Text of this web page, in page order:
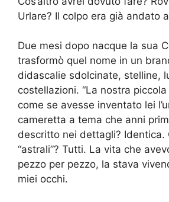
Urlare? Il colpo era già andato
Due mesi dopo nacque la sua
trasformò quel nome in un
didascalie sdolcinate, stelline,
costellazioni. “La nostra piccola
come se avesse inventato lei
cameretta a tema che anni
descritto nei dettagli? Identica.
“astrali”? Tutti. La vita che
pezzo per pezzo, la stava
miei occhi.